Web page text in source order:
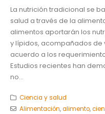
La nutrición tradicional se
salud a través de la
alimentos aportarán los
y lípidos, acompañados de
acuerdo a los
Estudios recientes han
no...
Ciencia y salud
Alimentación,alimento,